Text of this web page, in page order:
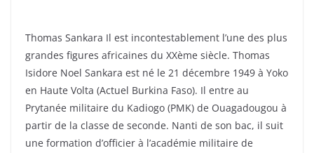
Thomas Sankara Il est incontestablement l’une des plus
grandes figures africaines du XXème siècle. Thomas
Isidore Noel Sankara est né le 21 décembre 1949 à Yoko
en Haute Volta (Actuel Burkina Faso). Il entre au
Prytanée militaire du Kadiogo (PMK) de Ouagadougou à
partir de la classe de seconde. Nanti de son bac, il suit
une formation d’officier à l’académie militaire de